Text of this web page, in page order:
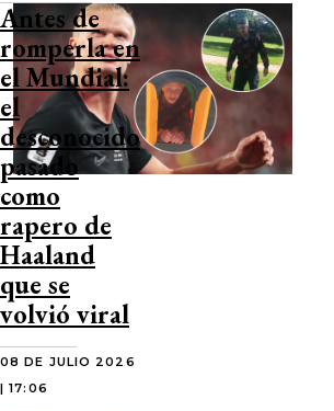
Antes de
romperla en
el Mundial:
el
desconocido
pasado
como
rapero de
Haaland
que se
volvió viral
08 DE JULIO 2026
| 17:06